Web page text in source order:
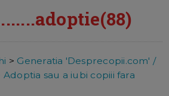
> Generatia 'Desprecopii.com' /
Adoptia sau a iubi copiii fara